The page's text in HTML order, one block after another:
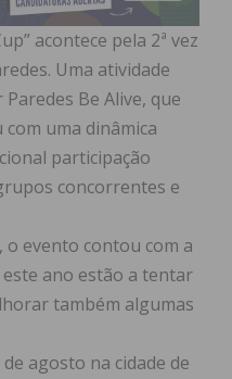
acontece pela 2ª vez
Uma atividade
Be Alive, que
uma dinâmica
participação
concorrentes e
o evento contou com a
ano estão a tentar
também algumas
agosto na cidade de